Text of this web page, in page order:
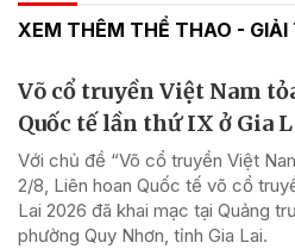
XEM THÊM THỂ THAO - GIẢI
Võ cổ truyền Việt Nam
Quốc tế lần thứ IX ở Gia
Với chủ đề “Võ cổ truyền Việt
2/8, Liên hoan Quốc tế võ cổ
Lai 2026 đã khai mạc tại Quảng
phường Quy Nhơn, tỉnh Gia Lai.